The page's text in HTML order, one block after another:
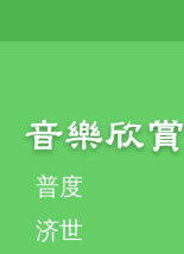
普度
济世